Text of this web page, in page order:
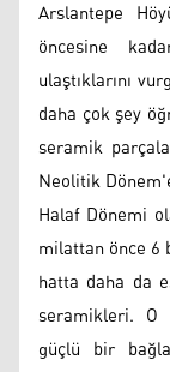
Arslantepe
öncesine
ulaştıklarını
daha çok şey
seramik
Neolitik
Halaf Dönemi
milattan önce 6
hatta daha da
seramikleri. O
güçlü bir